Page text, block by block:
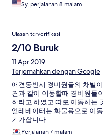
Sy, perjalanan 8 malam
Ulasan terverifikasi
2/10 Buruk
11 Apr 2019
Terjemahkan dengan Google
애견동반시 경비원들의 차별
견과 같이 이동할때 경비원들
하라고 하였고 따로 이동하는
엘레베이터는 화물용으로 이
기가찹니다
Perjalanan 7 malam